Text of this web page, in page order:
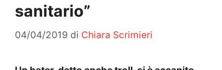
sanitario”
04/04/2019 di Chiara Scrimieri